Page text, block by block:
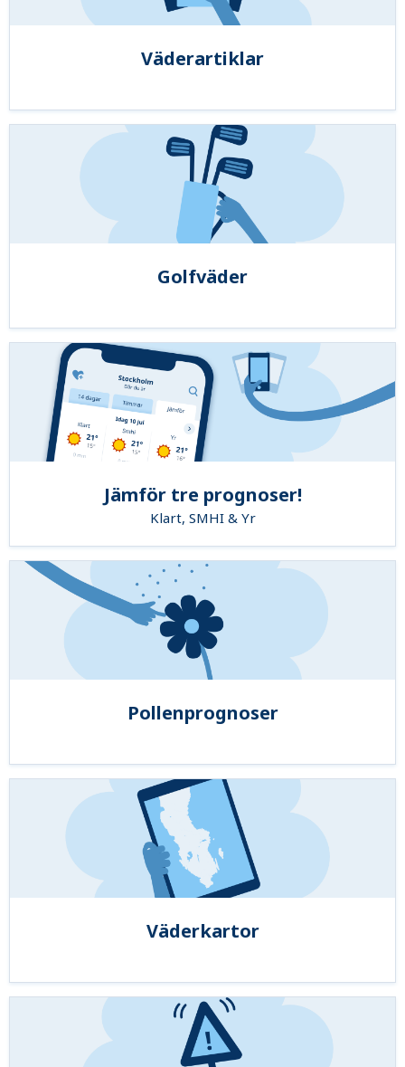
Väderartiklar
Golfväder
Jämför tre prognoser!
Klart, SMHI & Yr
Pollenprognoser
Väderkartor